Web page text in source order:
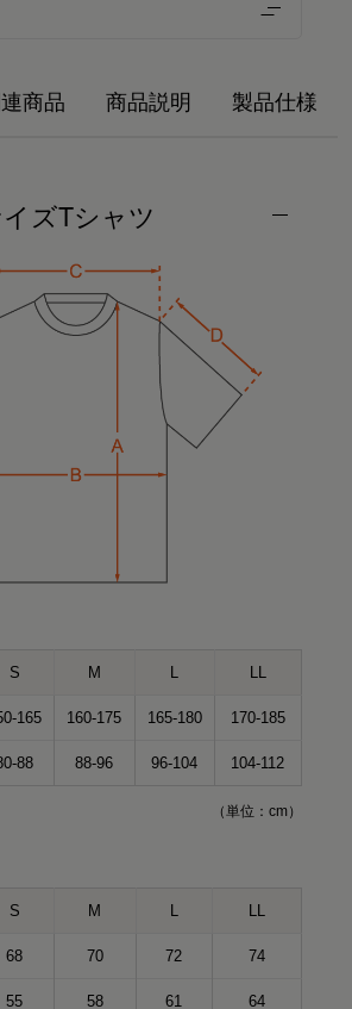
商品 商品説明 製品仕様
ズTシャツ
S M L LL
165 160-175 165-180 170-185
88 88-96 96-104 104-112
（単位：cm）
S M L LL
68 70 72 74
55 58 61 64